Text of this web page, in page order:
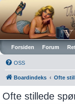
Vintagehifi.dk
Forsiden Forum
OSS
Boardindeks Ofte
Ofte stillede